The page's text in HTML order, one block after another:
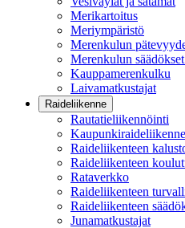
Merikartoitus
Meriympäristö
Merenkulun
Merenkulun
Kauppamerenkulku
Laivamatkustajat
Raideliikenne
Rautatieliikennöinti
Kaupunkiraideliikenne
Raideliikenteen
Raideliikenteen
Rataverkko
Raideliikenteen
Raideliikenteen
Junamatkustajat